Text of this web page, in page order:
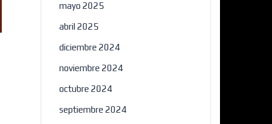
mayo 2025
abril 2025
diciembre 2024
noviembre 2024
octubre 2024
septiembre 2024